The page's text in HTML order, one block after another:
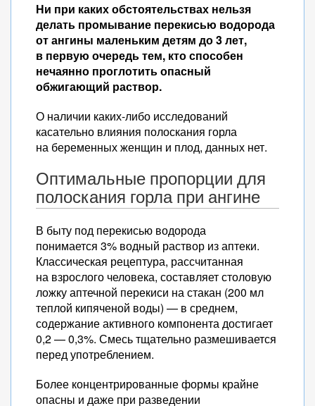
Ни при каких обстоятельствах нельзя
делать промывание перекисью водорода
от ангины маленьким детям до 3 лет,
в первую очередь тем, кто способен
нечаянно проглотить опасный
обжигающий раствор.
О наличии каких-либо исследований
касательно влияния полоскания горла
на беременных женщин и плод, данных нет.
Оптимальные пропорции для
полоскания горла при ангине
В быту под перекисью водорода
понимается 3% водный раствор из аптеки.
Классическая рецептура, рассчитанная
на взрослого человека, составляет столовую
ложку аптечной перекиси на стакан (200 мл
теплой кипяченой воды) — в среднем,
содержание активного компонента достигает
0,2 — 0,3%. Смесь тщательно размешивается
перед употреблением.
Более концентрированные формы крайне
опасны и даже при разведении